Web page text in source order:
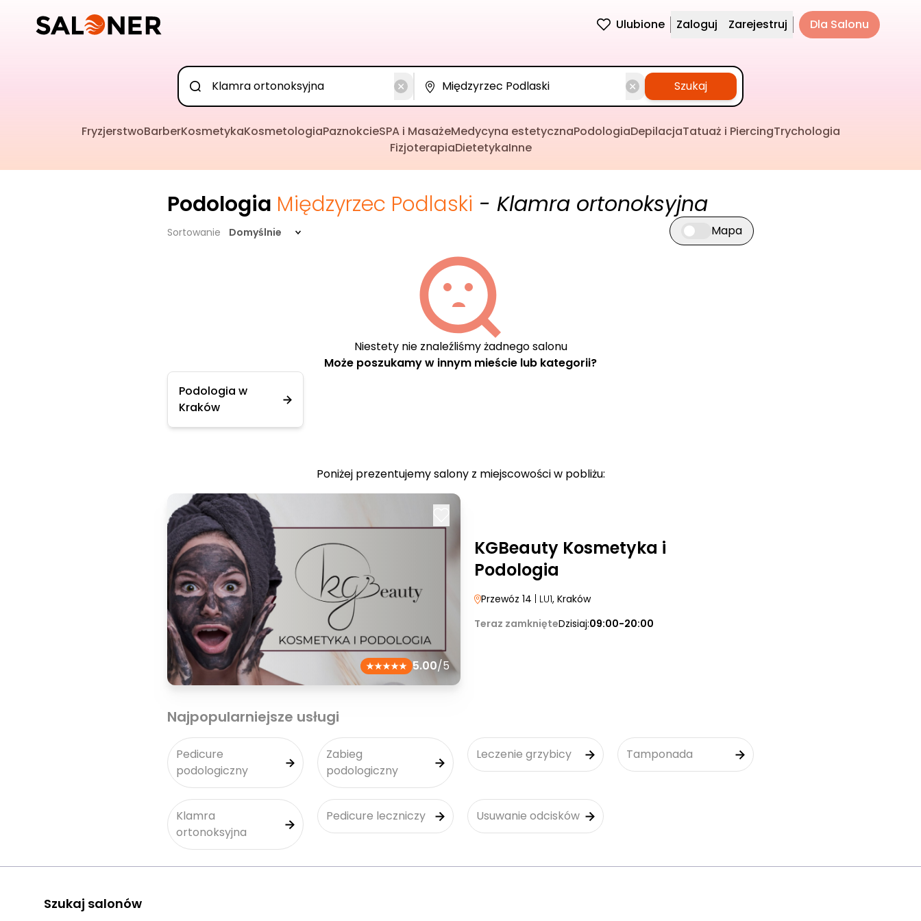
Ulubione Zaloguj Zarejestruj Dla Salonu
Szukaj
FryzjerstwoBarberKosmetykaKosmetologiaPaznokcieSPA i MasażeMedycyna estetycznaPodologiaDepilacjaTatuaż i PiercingTrychologia
FizjoterapiaDietetykaInne
Podologia Międzyrzec Podlaski - Klamra ortonoksyjna
Sortowanie Domyślnie Przełącz widok mapy
Mapa
Niestety nie znaleźliśmy żadnego salonu
Może poszukamy w innym mieście lub kategorii?
Podologia w
Kraków
Poniżej prezentujemy salony z miejscowości w pobliżu:
5.00/5
KGBeauty Kosmetyka i
Podologia
Przewóz 14 | LU1, Kraków
Teraz zamknięteDzisiaj:09:00-20:00
Najpopularniejsze usługi
Pedicure
podologiczny
Zabieg
podologiczny
Leczenie grzybicy Tamponada
Klamra
ortonoksyjna
Pedicure leczniczy Usuwanie odcisków
Szukaj salonów